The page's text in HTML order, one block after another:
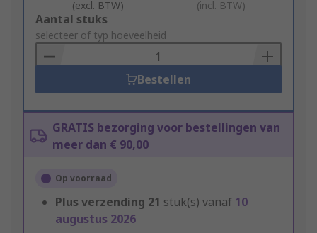
(excl. BTW) (incl. BTW)
Add
to
Basket
Aantal stuks
selecteer of typ hoeveelheid
Bestellen
GRATIS bezorging voor bestellingen van
meer dan € 90,00
Op voorraad
Plus verzending 21 stuk(s) vanaf 10
augustus 2026